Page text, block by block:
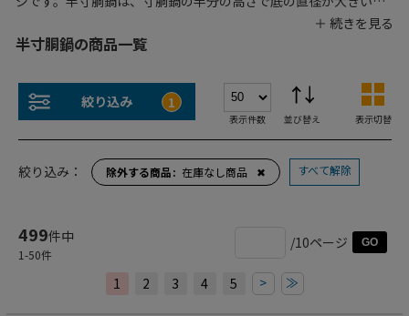
殊な形状の鍋です。業務用にも家庭用にも便利な商品で、アルミ
やステンレスなどの素材があります。ガス専用のほかにもIH対応
のものも多く、調理時間を短縮できます。さまざまなサイズがあ
ものや、表面に加工が施されたものなど、料理に合わせて選ぶこ
とが可能です。飲食店の厨房やプロの料理人におすすめの業務用
半寸胴鍋の商品一覧
絞り込み 1
表示件数 並び替え 表示切替
絞り込み： 除外する商品 在庫なし商品 ✖ すべて解除
499件中
1-50件
/10ページ GO
1 2 3 4 5 > ≫